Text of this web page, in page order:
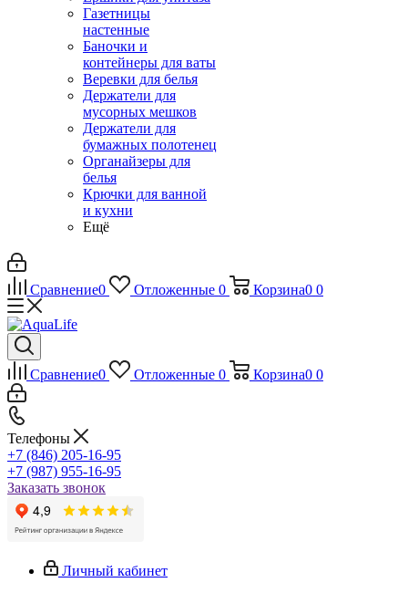
Газетницы
настенные
Баночки и
контейнеры для ваты
Веревки для белья
Держатели для
мусорных мешков
Держатели для
бумажных полотенец
Органайзеры для
белья
Крючки для ванной
и кухни
Ещё
Сравнение0 Отложенные 0 Корзина0 0
Сравнение0 Отложенные 0 Корзина0 0
Телефоны
+7 (846) 205-16-95
+7 (987) 955-16-95
Заказать звонок
Личный кабинет